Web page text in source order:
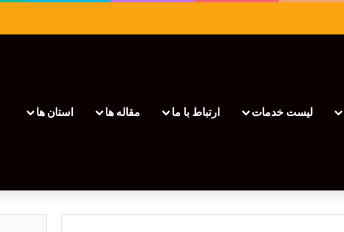
لیست خدمات ارتباط با ما مقاله ها استان ها